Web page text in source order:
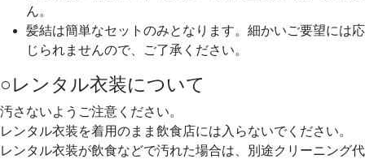
ん。
髪結は簡単なセットのみとなります。細かいご要望には応
じられませんので、ご了承ください。
○レンタル衣装について
汚さないようご注意ください。
レンタル衣装を着用のまま飲食店には入らないでください。
レンタル衣装が飲食などで汚れた場合は、別途クリーニング代